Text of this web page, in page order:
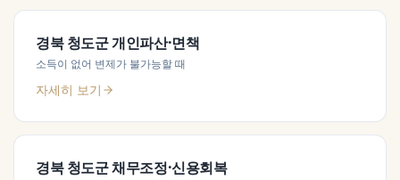
경북 청도군개인파산·면책
소득이 없어 변제가 불가능할 때
자세히 보기
경북 청도군채무조정·신용회복